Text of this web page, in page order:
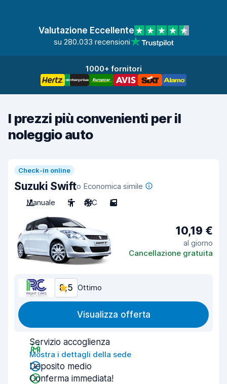
Valutazione Eccellente
su 280.033 recensioni
1000+ fornitori
I prezzi più convenienti per il
noleggio auto
Check-in online
Suzuki Swifto Economica simile
Manuale
5 A/C 5
10,19 €
al giorno
Cancellazione gratuita
8,5 Ottimo
Visualizza offerta
Servizio accoglienza
Mostra i dettagli della sede
Deposito medio
Conferma immediata!